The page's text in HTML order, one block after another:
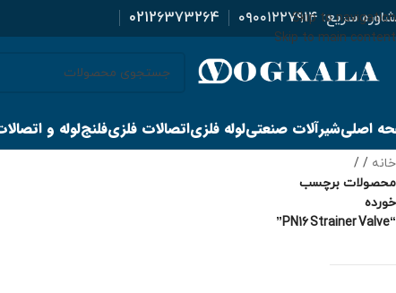
Skip to navigation
Skip to main content
سریع:۰۹۰۰۱۲۲۷۹۱۴ 02126373264
اصلیشیرآلات صنعتیلوله فلزیاتصالات فلزیفلنجلوله و
خانه /
محصولات برچسب
خورده
“PN16 Strainer Valve”